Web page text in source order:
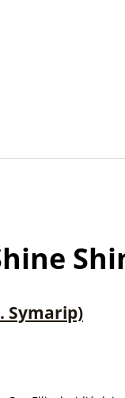
Symarip)